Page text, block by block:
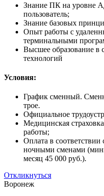
Знание ПК на уровне
пользователь;
Знание базовых
Опыт работы с
терминальными
Высшее образование
технологий
Условия:
График сменный.
трое.
Официальное
Медицинская
работы;
Оплата в соответствии
ночными сменами
месяц 45 000 руб.).
Откликнуться
Воронеж